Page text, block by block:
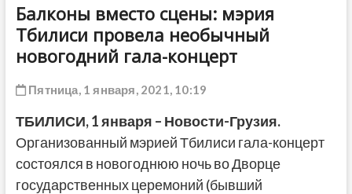
Балконы вместо сцены: мэрия
Тбилиси провела необычный
новогодний гала-концерт
Пятница, 1 января, 2021, 10:19
ТБИЛИСИ, 1 января – Новости-Грузия.
Организованный мэрией Тбилиси гала-концерт
состоялся в новогоднюю ночь во Дворце
государственных церемоний (бывший